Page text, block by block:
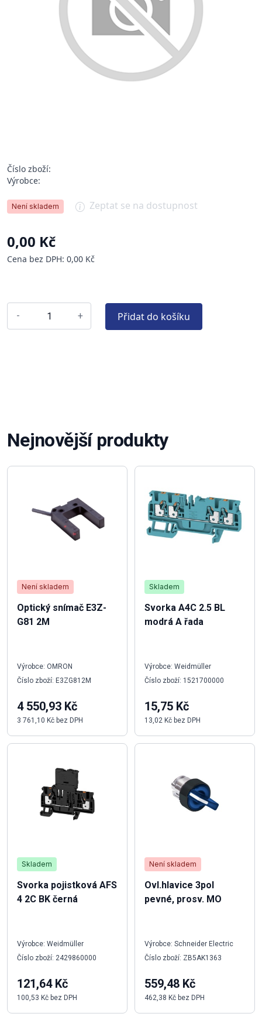
Číslo zboží:
Výrobce:
Není skladem Zeptat se na dostupnost
0,00 Kč
Cena bez DPH: 0,00 Kč
- + Přidat do košíku
Nejnovější produkty
Není skladem
Optický snímač E3Z-
G81 2M
Výrobce: OMRON
Číslo zboží: E3ZG812M
4 550,93 Kč
3 761,10 Kč bez DPH
Skladem
Svorka pojistková AFS
4 2C BK černá
Výrobce: Weidmüller
Číslo zboží: 2429860000
121,64 Kč
100,53 Kč bez DPH
Skladem
Svorka A4C 2.5 BL
modrá A řada
Výrobce: Weidmüller
Číslo zboží: 1521700000
15,75 Kč
13,02 Kč bez DPH
Není skladem
Ovl.hlavice 3pol
pevné, prosv. MO
Výrobce: Schneider Electric
Číslo zboží: ZB5AK1363
559,48 Kč
462,38 Kč bez DPH